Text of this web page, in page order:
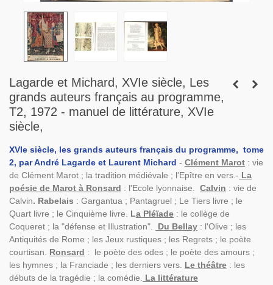
Lagarde et Michard, XVIe siècle, Les
grands auteurs français au programme,
T2, 1972 - manuel de littérature, XVIe
siècle,
XVIe siècle, les grands auteurs français du programme, tome
2, par André Lagarde et Laurent Michard - Clément Marot : vie
de Clément Marot ; la tradition médiévale ; l'Epître en vers.- La
poésie de Marot à Ronsard : l'Ecole lyonnaise. Calvin : vie de
Calvin. Rabelais : Gargantua ; Pantagruel ; Le Tiers livre ; le
Quart livre ; le Cinquième livre.
La Pléïade : le collège de
Coqueret ; la "défense et Illustration".
Du Bellay : l'Olive ; les
Antiquités de Rome ; les Jeux rustiques ; les Regrets ; le poète
courtisan.
Ronsard : le poète des odes ; le poète des amours ;
les hymnes ; la Franciade ; les derniers vers. Le théâtre : les
débuts de la tragédie ; la comédie.
La littérature